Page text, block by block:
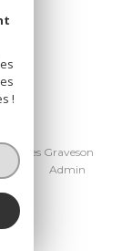
Graveson
Admin
!